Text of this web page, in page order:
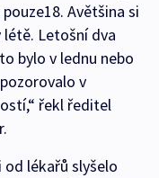
Avětšina si
létě. Letošní dva
bylo v lednu nebo
v
řekl ředitel
lékařů slyšelo